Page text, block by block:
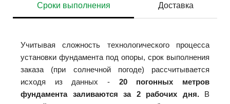
Сроки выполнения Доставка
Учитывая сложность технологического процесса
установки фундамента под опоры, срок выполнения
заказа (при солнечной погоде) рассчитывается
исходя из данных - 20 погонных метров
фундамента заливаются за 2 рабочих дня.В